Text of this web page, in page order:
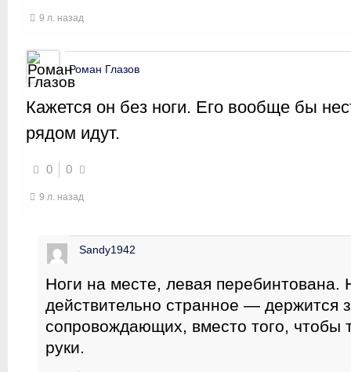
9 л. назад
Роман Глазов
Кажется он без ноги. Его вообще бы
рядом идут.
0 0
9 л. назад
Sandy1942
Ноги на месте, левая
действительно странное — держится
сопровождающих, вместо того, чтобы
руки.